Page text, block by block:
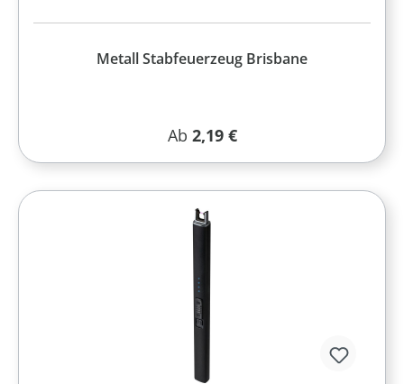
Metall Stabfeuerzeug Brisbane
Regulärer Preis:
Ab 2,19 €